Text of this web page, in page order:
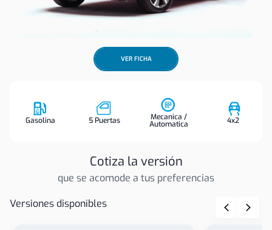
VER FICHA
Gasolina 5 Puertas Mecanica /
Automatica 4x2
Cotiza la versión
que se acomode a tus preferencias
Versiones disponibles